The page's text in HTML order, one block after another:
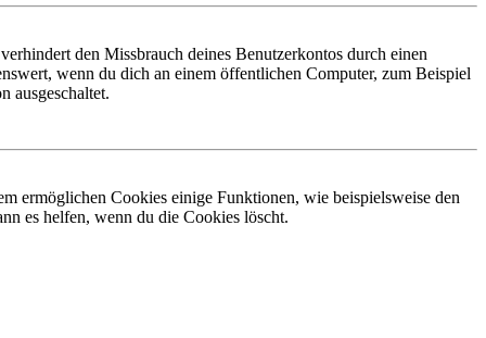
den Missbrauch deines Benutzerkontos durch einen
wenn du dich an einem öffentlichen Computer, zum Beispiel
ausgeschaltet.
ermöglichen Cookies einige Funktionen, wie beispielsweise den
es helfen, wenn du die Cookies löscht.